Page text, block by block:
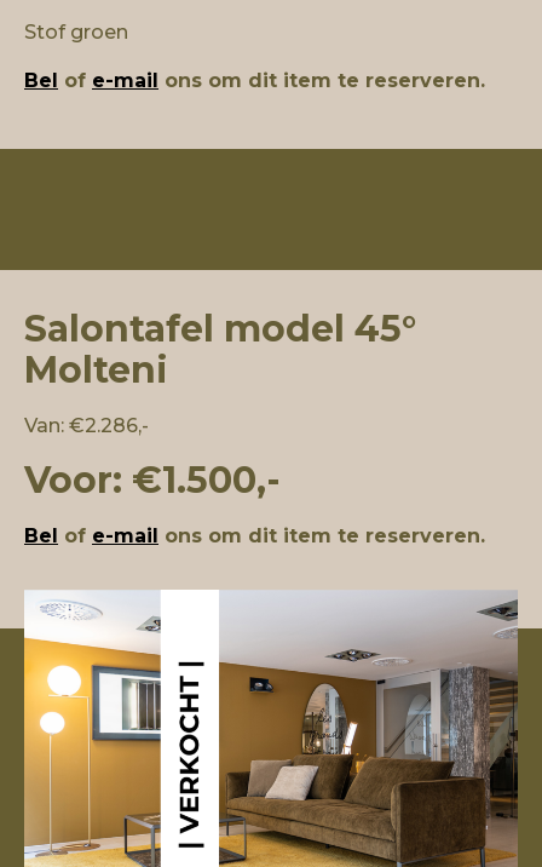
Stof groen
Bel of e-mail ons om dit item te reserveren.
Salontafel model 45°
Molteni
Van: €2.286,-
Voor: €1.500,-
Bel of e-mail ons om dit item te reserveren.